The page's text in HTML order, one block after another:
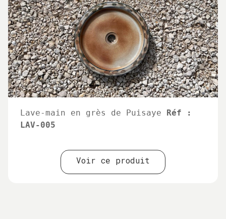
Lave-main en grès de Puisaye Réf :
LAV-005
Voir ce produit